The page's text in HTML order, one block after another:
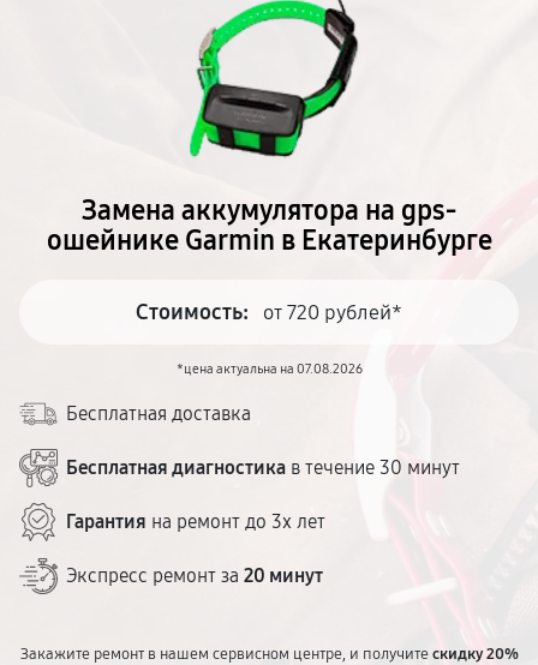
Замена аккумулятора на gps-
ошейнике Garmin в Екатеринбурге
Стоимость: от 720 рублей*
*цена актуальна на 07.08.2026
Бесплатная доставка
Бесплатная диагностика в течение 30 минут
Гарантия на ремонт до 3х лет
Экспресс ремонт за 20 минут
Закажите ремонт в нашем сервисном центре, и получитескидку 20%